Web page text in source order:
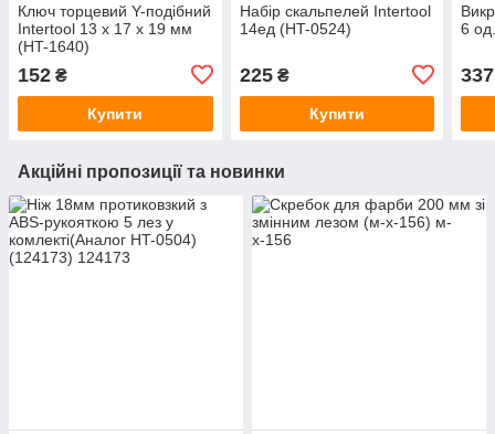
Ключ торцевий Y-подібний
Intertool 13 x 17 x 19 мм
(HT-1640)
152 ₴
Купити
Набір скальпелей Intertool
14ед (HT-0524)
225₴
Купити
6
337
Акційні пропозиції та новинки